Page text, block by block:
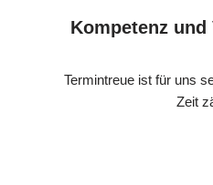
Kompetenz
Termintreue ist für uns
Zeit